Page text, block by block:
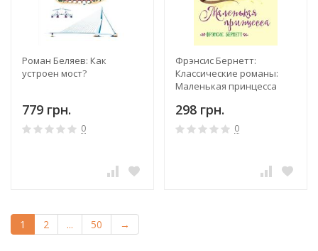
Роман Беляев: Как
устроен мост?
779 грн.
0
Фрэнсис Бернетт:
Классические романы:
Маленькая принцесса
298 грн.
0
1 2 ... 50 →